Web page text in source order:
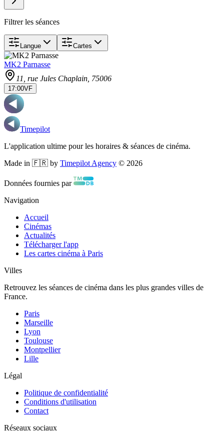
Filtrer les séances
Langue Cartes
MK2 Parnasse
11, rue Jules Chaplain , 75006
17:00VF
Timepilot
L'application ultime pour les horaires & séances de cinéma.
Made in 🇫🇷 by Timepilot Agency © 2026
Données fournies par
Navigation
Accueil
Cinémas
Actualités
Télécharger l'app
Les cartes cinéma à Paris
Villes
Retrouvez les séances de cinéma dans les plus grandes villes de
France.
Paris
Marseille
Lyon
Toulouse
Montpellier
Lille
Légal
Politique de confidentialité
Conditions d'utilisation
Contact
Réseaux sociaux